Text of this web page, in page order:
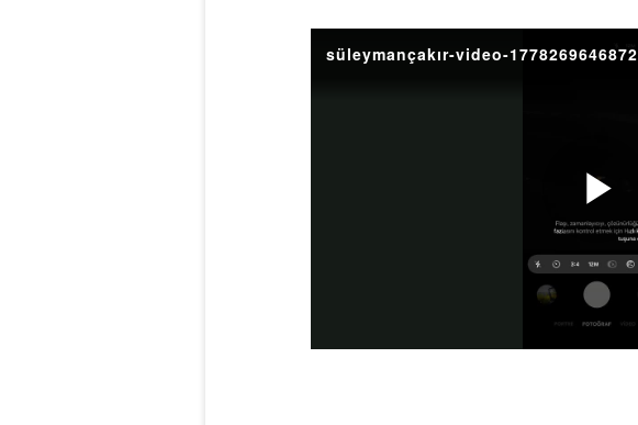
süleymançakır-video-1778269646872
P
l